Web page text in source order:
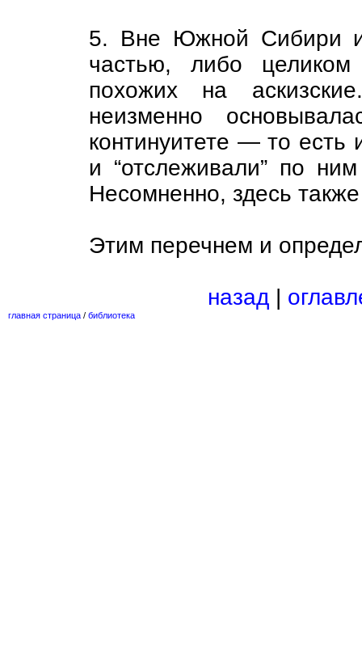
5. Вне Южной Сибири
частью, либо
похожих на
неизменно
континуитете — то есть
и “отслеживали” по
Несомненно, здесь
Этим перечнем и
назад|
главная страница / библиотека